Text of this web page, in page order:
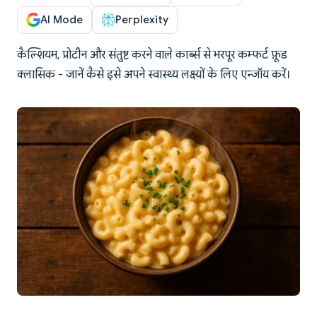
AI Mode Perplexity
कैल्शियम, प्रोटीन और संतुष्ट करने वाले कार्ब्स से भरपूर कम्फर्ट फ़ूड
क्लासिक - जानें कैसे इसे अपने स्वास्थ्य लक्ष्यों के लिए एन्जॉय करें।